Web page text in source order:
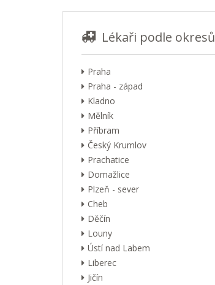
Lékaři podle okresů
Praha
Praha - západ
Kladno
Mělník
Příbram
Český Krumlov
Prachatice
Domažlice
Plzeň - sever
Cheb
Děčín
Louny
Ústí nad Labem
Liberec
Jičín